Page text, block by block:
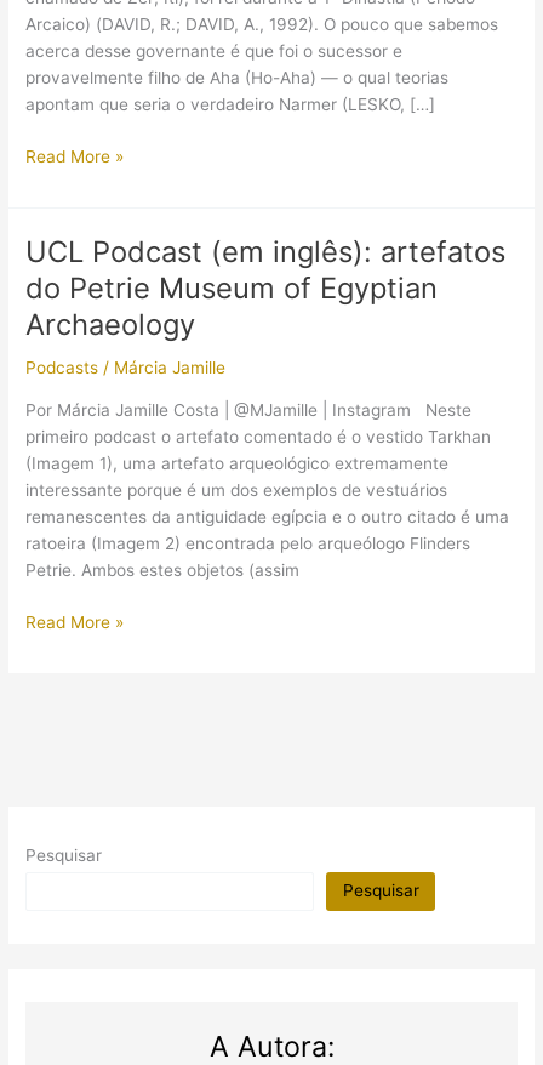
Arcaico) (DAVID, R.; DAVID, A., 1992). O pouco que sabemos
acerca desse governante é que foi o sucessor e
provavelmente filho de Aha (Ho-Aha) — o qual teorias
apontam que seria o verdadeiro Narmer (LESKO, […]
Djer:
Ho-
Aha
Read More »
UCL Podcast (em inglês): artefatos
do Petrie Museum of Egyptian
Archaeology
Podcasts / Márcia Jamille
Por Márcia Jamille Costa | @MJamille | Instagram Neste
primeiro podcast o artefato comentado é o vestido Tarkhan
(Imagem 1), uma artefato arqueológico extremamente
interessante porque é um dos exemplos de vestuários
remanescentes da antiguidade egípcia e o outro citado é uma
ratoeira (Imagem 2) encontrada pelo arqueólogo Flinders
Petrie. Ambos estes objetos (assim
UCL
Egyptian
Read More »
Pesquisar
Pesquisar
A Autora: